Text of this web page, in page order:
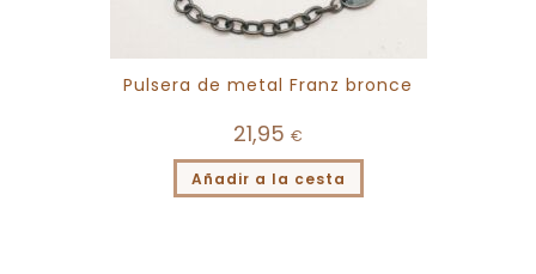
Pulsera de metal Franz bronce
21,95 €
Añadir a la cesta